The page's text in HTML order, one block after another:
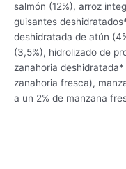
salmón (12%), arroz
guisantes
deshidratada de atún
(3,5%), hidrolizado de
zanahoria
zanahoria fresca),
a un 2% de manzana